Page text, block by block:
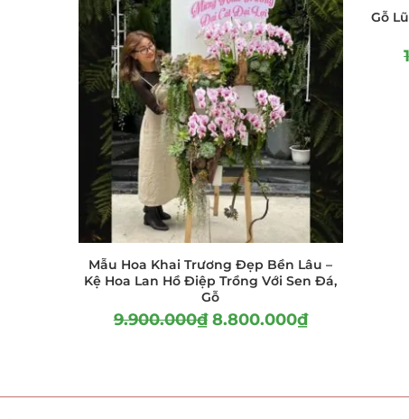
Mẫu Hoa Khai Trương Đẹp Bền Lâu –
Kệ Hoa Lan Hồ Điệp Trồng Với Sen Đá,
Gỗ
9.900.000₫ 8.800.000₫
Gỗ